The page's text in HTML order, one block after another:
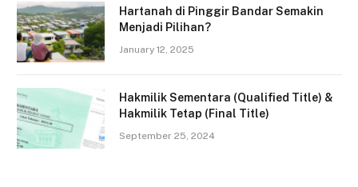
Hartanah di Pinggir Bandar Semakin
Menjadi Pilihan?
January 12, 2025
Hakmilik Sementara (Qualified Title) &
Hakmilik Tetap (Final Title)
September 25, 2024